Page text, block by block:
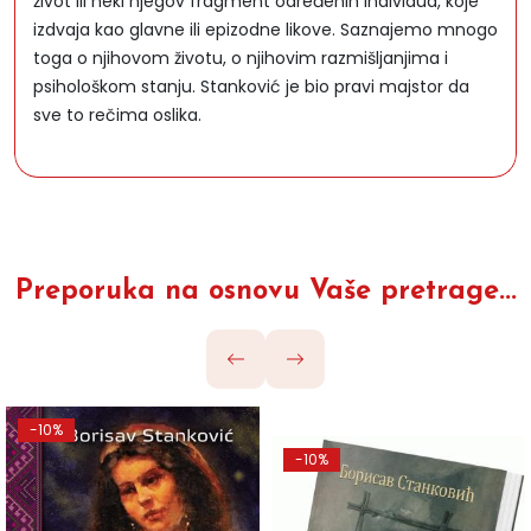
izdvaja kao glavne ili epizodne likove. Saznajemo mnogo
toga o njihovom životu, o njihovim razmišljanjima i
psihološkom stanju. Stanković je bio pravi majstor da
sve to rečima oslika.
Preporuka na osnovu Vaše pretrage...
-10%
-10%